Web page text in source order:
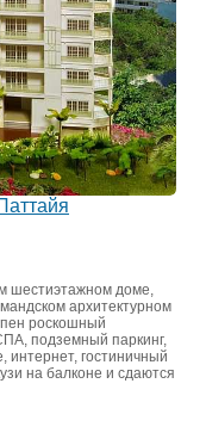
шестиэтажном доме,
архитектурном
роскошный
подземный паркинг,
интернет, гостиничный
на балконе и сдаются